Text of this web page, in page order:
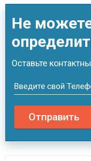
Не
Оставьте
Введите свой
Отправить